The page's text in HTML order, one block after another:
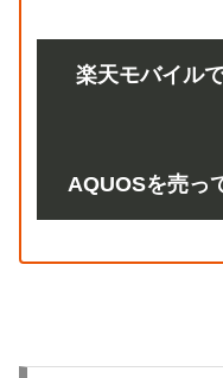
楽天モバイル
AQUOSを売っ